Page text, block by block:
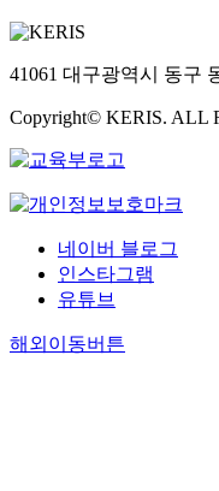
41061 대구광역시 동구
Copyright© KERIS. ALL
네이버 블로그
인스타그램
유튜브
해외이동버튼